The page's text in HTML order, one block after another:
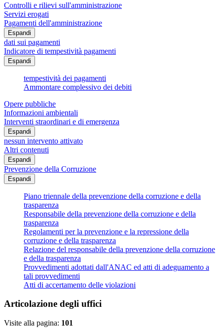
Controlli e rilievi sull'amministrazione
Servizi erogati
Pagamenti dell'amministrazione
Espandi
dati sui pagamenti
Indicatore di tempestività pagamenti
Espandi
tempestività dei pagamenti
Ammontare complessivo dei debiti
Opere pubbliche
Informazioni ambientali
Interventi straordinari e di emergenza
Espandi
nessun intervento attivato
Altri contenuti
Espandi
Prevenzione della Corruzione
Espandi
Piano triennale della prevenzione della corruzione e della
trasparenza
Responsabile della prevenzione della corruzione e della
trasparenza
Regolamenti per la prevenzione e la repressione della
corruzione e della trasparenza
Relazione del responsabile della prevenzione della corruzione
e della trasparenza
Provvedimenti adottati dall'ANAC ed atti di adeguamento a
tali provvedimenti
Atti di accertamento delle violazioni
Articolazione degli uffici
Visite alla pagina: 101